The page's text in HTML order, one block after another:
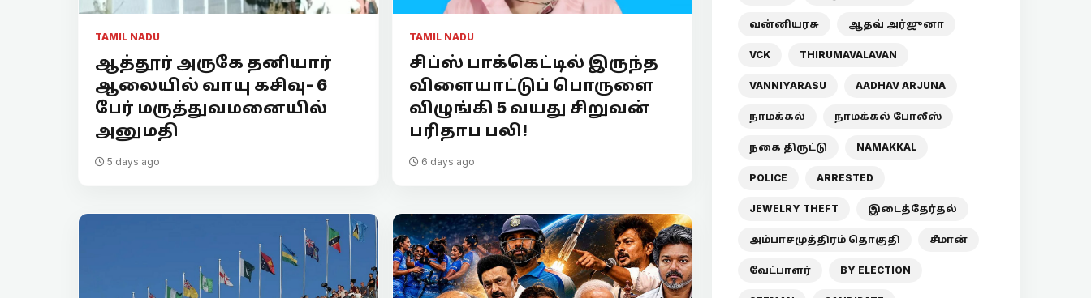
TAMIL NADU
ஆத்தூர் அருகே தனியார்
ஆலையில் வாயு கசிவு- 6
பேர் மருத்துவமனையில்
அனுமதி
5 days ago
TAMIL NADU
சிப்ஸ் பாக்கெட்டில் இருந்த
விளையாட்டுப் பொருளை
விழுங்கி 5 வயது சிறுவன்
பரிதாப பலி!
6 days ago
வன்னியரசு ஆதவ் அர்ஜுனா
VCK THIRUMAVALAVAN
VANNIYARASU AADHAV ARJUNA
நாமக்கல் நாமக்கல் போலீஸ்
நகை திருட்டு NAMAKKAL
POLICE ARRESTED
JEWELRY THEFT இடைத்தேர்தல்
அம்பாசமுத்திரம் தொகுதி சீமான்
வேட்பாளர் BY ELECTION